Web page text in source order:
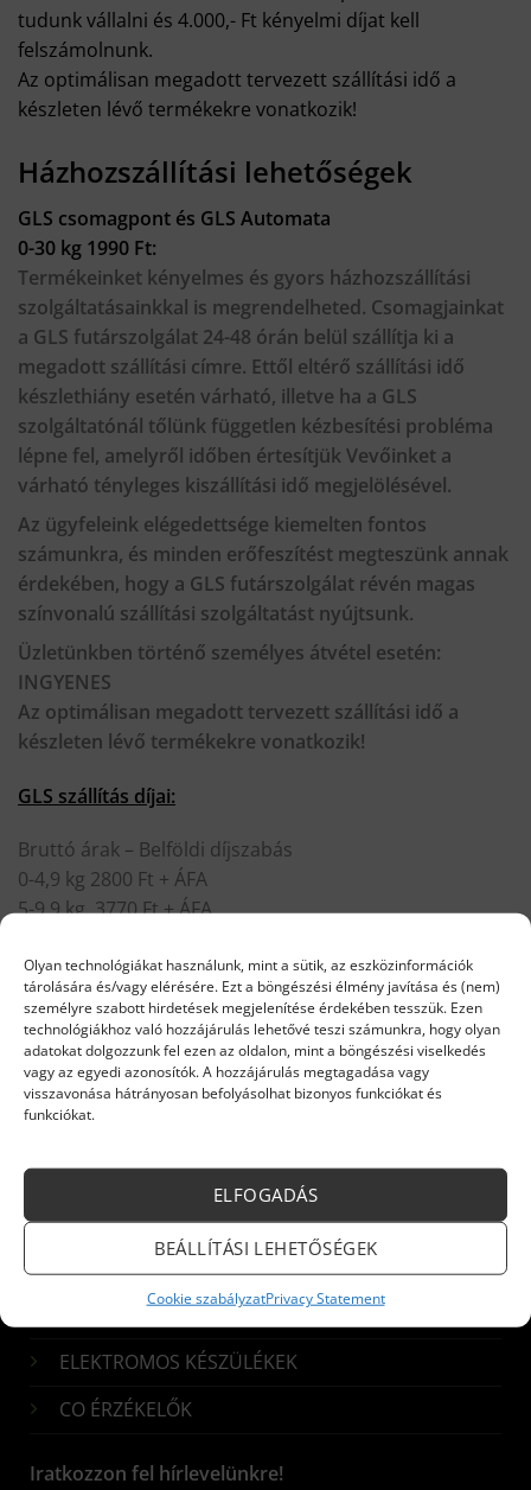
Olyan technológiákat használunk, mint a sütik, az eszközinformációk
tárolására és/vagy elérésére. Ezt a böngészési élmény javítása és (nem)
személyre szabott hirdetések megjelenítése érdekében tesszük. Ezen
technológiákhoz való hozzájárulás lehetővé teszi számunkra, hogy olyan
adatokat dolgozzunk fel ezen az oldalon, mint a böngészési viselkedés
vagy az egyedi azonosítók. A hozzájárulás megtagadása vagy
visszavonása hátrányosan befolyásolhat bizonyos funkciókat és
funkciókat.
ELFOGADÁS
BEÁLLÍTÁSI LEHETŐSÉGEK
Cookie szabályzatPrivacy Statement
tudunk vállalni és 4.000,- Ft kényelmi díjat kell
felszámolnunk.
Az optimálisan megadott tervezett szállítási idő a
készleten lévő termékekre vonatkozik!
Házhozszállítási lehetőségek
GLS csomagpont és GLS Automata
0-30 kg 1990 Ft:
Termékeinket kényelmes és gyors házhozszállítási
szolgáltatásainkkal is megrendelheted. Csomagjainkat
a GLS futárszolgálat 24-48 órán belül szállítja ki a
megadott szállítási címre. Ettől eltérő szállítási idő
készlethiány esetén várható, illetve ha a GLS
szolgáltatónál tőlünk független kézbesítési probléma
lépne fel, amelyről időben értesítjük Vevőinket a
várható tényleges kiszállítási idő megjelölésével.
Az ügyfeleink elégedettsége kiemelten fontos
számunkra, és minden erőfeszítést megteszünk annak
érdekében, hogy a GLS futárszolgálat révén magas
színvonalú szállítási szolgáltatást nyújtsunk.
Üzletünkben történő személyes átvétel esetén:
INGYENES
Az optimálisan megadott tervezett szállítási idő a
készleten lévő termékekre vonatkozik!
GLS szállítás díjai:
Bruttó árak – Belföldi díjszabás
0-4,9 kg 2800 Ft + ÁFA
5-9,9 kg 3770 Ft + ÁFA
30-40 kg 4191 Ft + ÁFA
40-80 kg XXL GLS Szállítás 4990 Ft + ÁFA
Termékeinketittéred el!
INFORMÁCIÓK
ELEKTROMOS KÉSZÜLÉKEK
CO ÉRZÉKELŐK
Iratkozzon fel hírlevelünkre!